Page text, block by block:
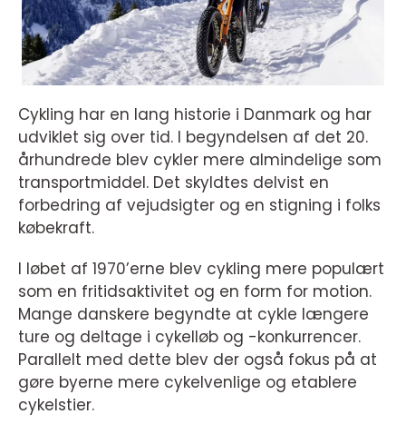
Cykling har en lang historie i Danmark og har
udviklet sig over tid. I begyndelsen af det 20.
århundrede blev cykler mere almindelige som
transportmiddel. Det skyldtes delvist en
forbedring af vejudsigter og en stigning i folks
købekraft.
I løbet af 1970’erne blev cykling mere populært
som en fritidsaktivitet og en form for motion.
Mange danskere begyndte at cykle længere
ture og deltage i cykelløb og -konkurrencer.
Parallelt med dette blev der også fokus på at
gøre byerne mere cykelvenlige og etablere
cykelstier.